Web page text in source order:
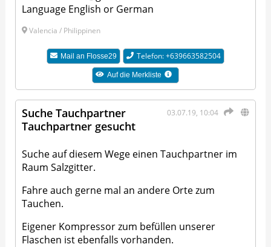
Language English or German
Valencia / Philippinen
Mail an Flosse29 Telefon: +639663582504
Auf die Merkliste
03.07.19, 10:04
Suche Tauchpartner
Tauchpartner gesucht
Suche auf diesem Wege einen Tauchpartner im
Raum Salzgitter.
Fahre auch gerne mal an andere Orte zum
Tauchen.
Eigener Kompressor zum befüllen unserer
Flaschen ist ebenfalls vorhanden.